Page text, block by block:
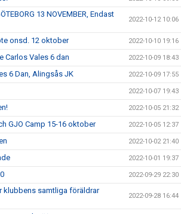
13 NOVEMBER, Endast
2022-10-12 10:06
onsd. 12 oktober 2022-10-10 19:16
Carlos Vales 6 dan 2022-10-09 18:43
6 Dan, Alingsås JK 2022-10-09 17:55
2022-10-07 19:43
2022-10-05 21:32
GJO Camp 15-16 oktober 2022-10-05 12:37
2022-10-02 21:40
2022-10-01 19:37
2022-09-29 22:30
klubbens samtliga föräldrar
2022-09-28 16:44